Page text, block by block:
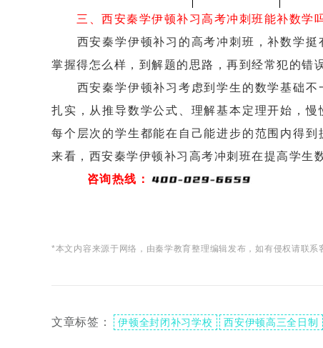
三、西安秦学伊顿补习高考冲刺班能补数学
西安秦学伊顿补习的高考冲刺班，补数学挺
掌握得怎么样，到解题的思路，再到经常犯的错
西安秦学伊顿补习考虑到学生的数学基础不
扎实，从推导数学公式、理解基本定理开始，
每个层次的学生都能在自己能进步的范围内得
来看，西安秦学伊顿补习高考冲刺班在提高学生
咨询热线：
*本文内容来源于网络，由秦学教育整理编辑发布，如有侵权请联系
文章标签： 伊顿全封闭补习学校 西安伊顿高三全日制